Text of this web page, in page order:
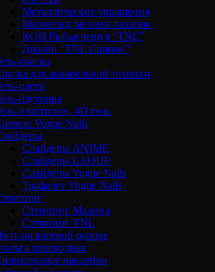
Металлические украшения
Мармелад, меланж-сахарок
КОИ Рыбья чешуя “TNL”
Дизайн “TNL Сияние”
краска
для акварельной техники
паста
паутинка
пластилин, 4D гель
Vogue Nails
Слайдеры ANIME
Слайдеры LAQUE
Слайдеры Vogue Nails
Трафарет Vogue Nails
Стемпинг Малина
Стемпинг-TNL
на клеевой основе
переводная
наклейки